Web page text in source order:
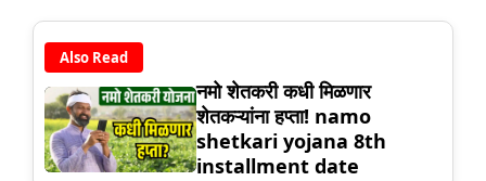
Also Read
नमो शेतकरी कधी मिळणार
शेतकऱ्यांना हप्ता! namo
shetkari yojana 8th
installment date